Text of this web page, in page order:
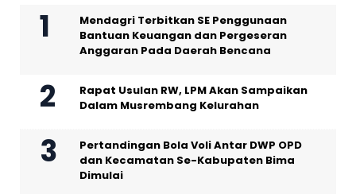
Mendagri Terbitkan SE Penggunaan
Bantuan Keuangan dan Pergeseran
Anggaran Pada Daerah Bencana
Rapat Usulan RW, LPM Akan Sampaikan
Dalam Musrembang Kelurahan
Pertandingan Bola Voli Antar DWP OPD
dan Kecamatan Se-Kabupaten Bima
Dimulai